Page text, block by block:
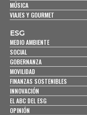
MÚSICA
VIAJES Y GOURMET
ESG
MEDIO AMBIENTE
SOCIAL
GOBERNANZA
MOVILIDAD
FINANZAS SOSTENIBLES
INNOVACIÓN
EL ABC DEL ESG
OPINIÓN